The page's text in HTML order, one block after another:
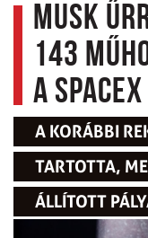
Musk
143
a
A KORÁBBI
TARTOTTA,
ÁLLÍTOTT